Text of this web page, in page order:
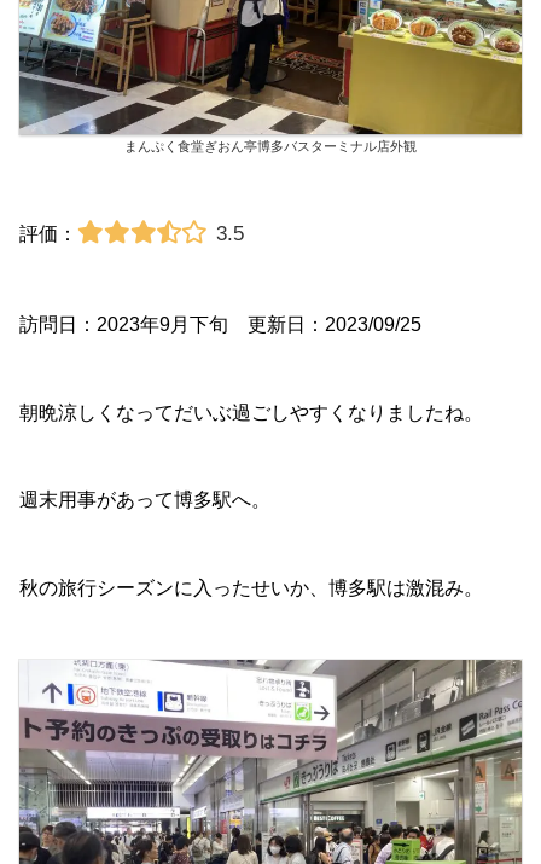
まんぷく食堂ぎおん亭博多バスターミナル店外観
評価： 3.5
訪問日：2023年9月下旬 更新日：2023/09/25
朝晩涼しくなってだいぶ過ごしやすくなりましたね。
週末用事があって博多駅へ。
秋の旅行シーズンに入ったせいか、博多駅は激混み。